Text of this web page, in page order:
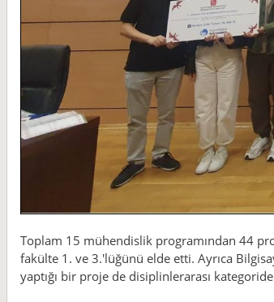
Toplam 15 mühendislik programından 44
fakülte 1. ve 3.'lüğünü elde etti. Ayrıca
yaptığı bir proje de disiplinlerarası kategoride